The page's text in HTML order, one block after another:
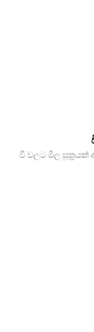
වී වලට මිල සූත්‍රයක්